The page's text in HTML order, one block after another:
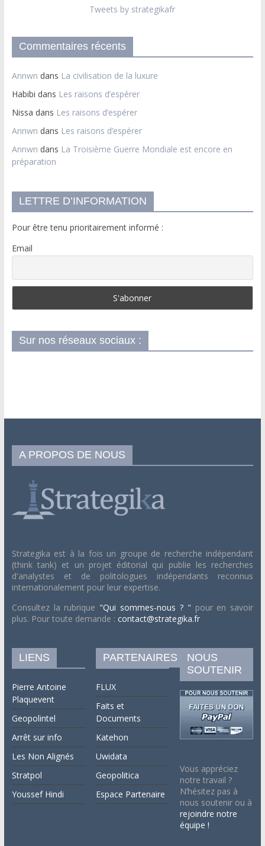
Tweets by strategikafr
Commentaires récents
Annwn dans La civilisation de la luxure
Habibi dans Les raisons d’espérer
Nissa dans Les raisons d’espérer
Annwn dans Les raisons d’espérer
Annwn dans La Troisième Guerre Mondiale est encore en
préparation
LETTRE D’INFORMATION
Pour être tenu prioritairement informé :
Email
Sur nos réseaux sociaux :
A PROPOS DE NOUS
Strategika est à la fois un groupe de recherche indépendant
(think tank) et un projet éditorial qui publie les recherches
d'analystes et de politologues indépendants reconnus
internationalement pour leur expertise.
Consultez la rubrique "Qui sommes-nous ? " pour en savoir
plus. Pour toute demande : contact@strategika.fr
LIENS
Pierre Antoine
Plaquevent
Geopolintel
Arrêt sur info
Les Non Alignés
Stratpol
Youssef Hindi
PARTENAIRES
FLUX
Faits et
Documents
Katehon
Uwidata
Geopolitica
Espace Partenaire
NOUS
SOUTENIR
Vous appréciez
notre travail ?
N’hésitez pas à
nous soutenir ou à
rejoindre notre
équipe !